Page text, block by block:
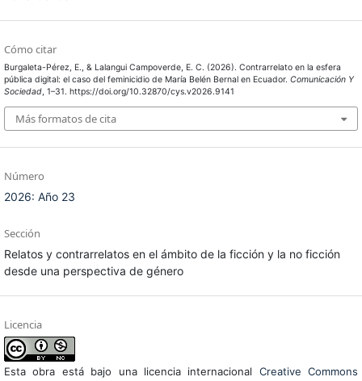
Cómo citar
Burgaleta-Pérez, E., & Lalangui Campoverde, E. C. (2026). Contrarrelato en la esfera
pública digital: el caso del feminicidio de María Belén Bernal en Ecuador. Comunicación Y
Sociedad, 1–31. https://doi.org/10.32870/cys.v2026.9141
Más formatos de cita
Número
2026: Año 23
Sección
Relatos y contrarrelatos en el ámbito de la ficción y la no ficción
desde una perspectiva de género
Licencia
Esta obra está bajo una licencia internacional Creative Commons